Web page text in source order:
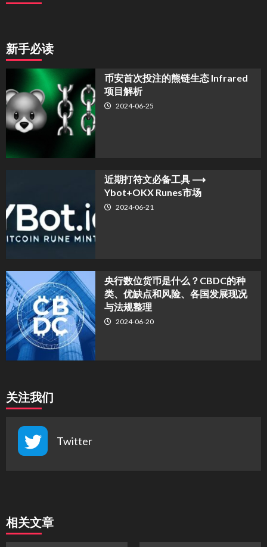
新手必读
币安首次投注的熊链生态 Infrared
项目解析
2024-06-25
近期打符文必备工具 ⟶
Ybot+OKX Runes市场
2024-06-21
央行数位货币是什么？CBDC的种
类、优缺点和风险、各国发展现况
与法规整理
2024-06-20
关注我们
Twitter
相关文章